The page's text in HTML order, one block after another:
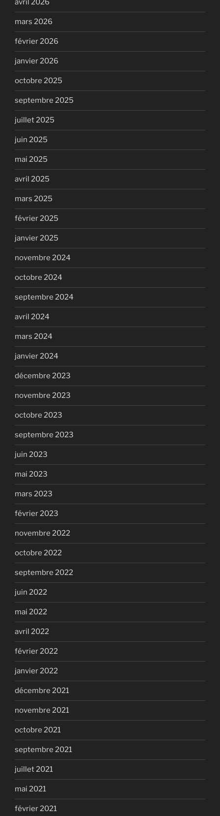
avril 2026
mars 2026
février 2026
janvier 2026
octobre 2025
septembre 2025
juillet 2025
juin 2025
mai 2025
avril 2025
mars 2025
février 2025
janvier 2025
novembre 2024
octobre 2024
septembre 2024
avril 2024
mars 2024
janvier 2024
décembre 2023
novembre 2023
octobre 2023
septembre 2023
juin 2023
mai 2023
mars 2023
février 2023
novembre 2022
octobre 2022
septembre 2022
juin 2022
mai 2022
avril 2022
février 2022
janvier 2022
décembre 2021
novembre 2021
octobre 2021
septembre 2021
juillet 2021
mai 2021
février 2021